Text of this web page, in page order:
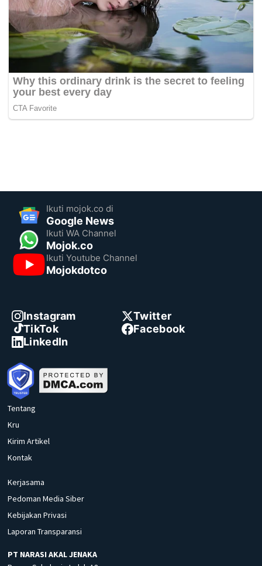
Ikuti mojok.co di
Google News
Ikuti WA Channel
Mojok.co
Ikuti Youtube Channel
Mojokdotco
Instagram
Twitter
TikTok
Facebook
LinkedIn
Tentang
Kru
Kirim Artikel
Kontak
Kerjasama
Pedoman Media Siber
Kebijakan Privasi
Laporan Transparansi
PT NARASI AKAL JENAKA